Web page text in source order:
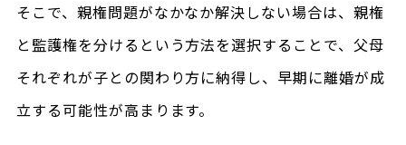
そこで、親権問題がなかなか解決しない場合は、親権
と監護権を分けるという方法を選択することで、父母
それぞれが子との関わり方に納得し、早期に離婚が成
立する可能性が高まります。